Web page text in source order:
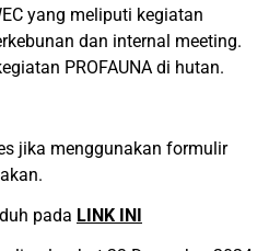
yang meliputi kegiatan
dan internal meeting.
PROFAUNA di hutan.
jika menggunakan formulir
pada LINK INI